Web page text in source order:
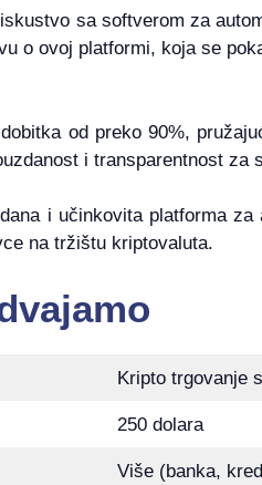
sa softverom za
o ovoj platformi, koja se
od preko 90%,
i transparentnost za
i učinkovita platforma
na tržištu kriptovaluta.
Kripto trgovanje
250 dolara
Više (banka,